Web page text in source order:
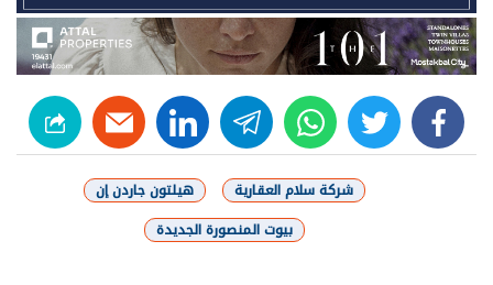
facebook
twitter
whats
telegram
linkedin
شركة سلام العقارية
هيلتون جاردن إن
بيوت المنصورة الجديدة